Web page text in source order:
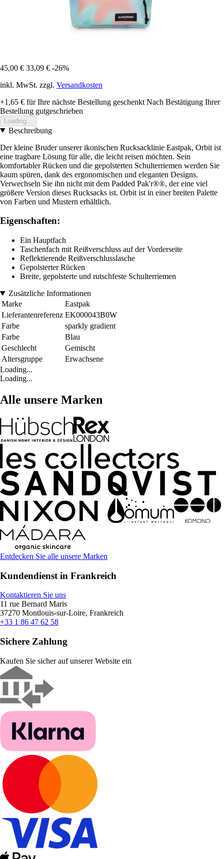
45,00 € 33,09 € -26%
inkl. MwSt. zzgl. Versandkosten
+1,65 € für Ihre nächste Bestellung geschenkt Nach Bestätigung Ihrer
Bestellung gutgeschrieben
Loading...
Beschreibung
Der kleine Bruder unserer ikonischen Rucksacklinie Eastpak, Orbit ist
eine tragbare Lösung für alle, die leicht reisen möchten. Sein
komfortabler Rücken und die gepolsterten Schulterriemen werden Sie
kaum spüren, dank des ergonomischen und eleganten Designs.
Verwechseln Sie ihn nicht mit dem Padded Pak'r®®, der eine viel
größere Version dieses Rucksacks ist. Orbit ist in einer breiten Palette
von Farben und Mustern erhältlich.
Eigenschaften:
Ein Hauptfach
Taschenfach mit Reißverschluss auf der Vorderseite
Reflektierende Reißverschlusslasche
Gepolsterter Rücken
Breite, gepolsterte und rutschfeste Schulterriemen
Zusätzliche Informationen
Marke
Eastpak
Lieferantenreferenz EK000043B0W
Farbe
sparkly gradient
Farbe
Blau
Geschlecht
Gemischt
Altersgruppe
Erwachsene
Loading...
Loading...
Alle unsere Marken
Entdecken Sie alle unsere Marken
Kundendienst in Frankreich
Kontaktieren Sie uns
11 rue Bernard Maris
37270 Montlouis-sur-Loire, Frankreich
+33 1 86 47 62 58
Sichere Zahlung
Kaufen Sie sicher auf unserer Website ein